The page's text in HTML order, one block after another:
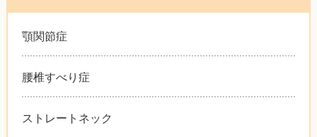
顎関節症
腰椎すべり症
ストレートネック